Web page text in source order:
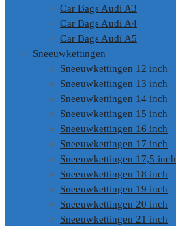
Car Bags Audi A3
Car Bags Audi A4
Car Bags Audi A5
Sneeuwkettingen
Sneeuwkettingen 12 inch
Sneeuwkettingen 13 inch
Sneeuwkettingen 14 inch
Sneeuwkettingen 15 inch
Sneeuwkettingen 16 inch
Sneeuwkettingen 17 inch
Sneeuwkettingen 17,5 inch
Sneeuwkettingen 18 inch
Sneeuwkettingen 19 inch
Sneeuwkettingen 20 inch
Sneeuwkettingen 21 inch